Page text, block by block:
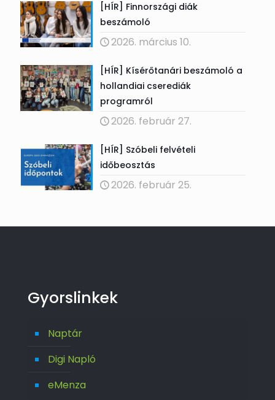
[HÍR] Finnországi diák
beszámoló
2026. március 10.
[HÍR] Kísérőtanári beszámoló a
hollandiai cserediák
programról
2026. február 27.
[HÍR] Szóbeli felvételi
időbeosztás
2026. február 25.
Gyorslinkek
Naptár
Digi Napló
eMenza